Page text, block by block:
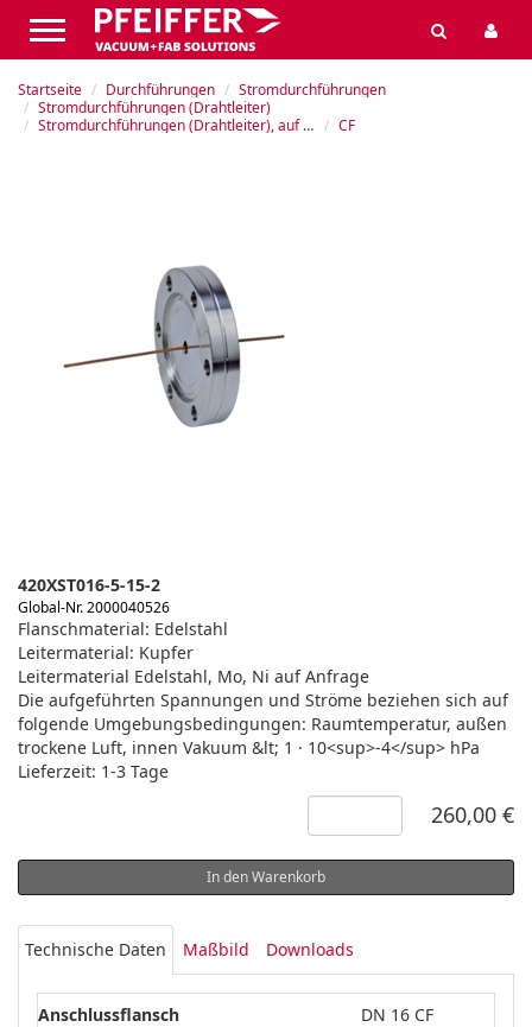
Startseite Durchführungen
Stromdurchführungen
Stromdurchführungen (Drahtleiter)
Stromdurchführungen (Drahtleiter), auf Flansch, 5 kV, 25 A
CF
420XST016-5-15-2
Global-Nr. 2000040526
Flanschmaterial: Edelstahl
Leitermaterial: Kupfer
Leitermaterial Edelstahl, Mo, Ni auf Anfrage
Die aufgeführten Spannungen und Ströme beziehen sich auf
folgende Umgebungsbedingungen: Raumtemperatur, außen
trockene Luft, innen Vakuum &lt; 1 · 10<sup>-4</sup> hPa
Lieferzeit: 1-3 Tage
260,00 €
In den Warenkorb
Technische Daten Maßbild Downloads
Anschlussflansch
DN 16 CF